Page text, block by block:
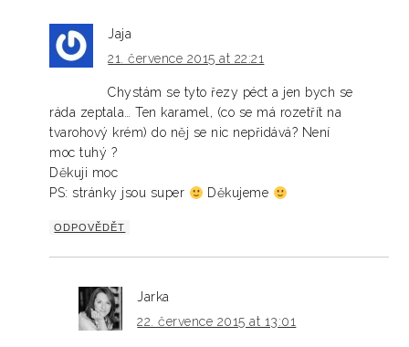
Jaja
21. července 2015 at 22:21
Chystám se tyto řezy péct a jen bych se
ráda zeptala… Ten karamel, (co se má rozetřít na
tvarohový krém) do něj se nic nepřidává? Není
moc tuhý ?
Děkuji moc
PS: stránky jsou super
Děkujeme
ODPOVĚDĚT
Jarka
22. července 2015 at 13:01